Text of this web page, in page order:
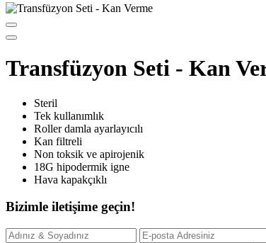
Transfüzyon Seti - Kan
Steril
Tek kullanımlık
Roller damla ayarlayıcılı
Kan filtreli
Non toksik ve apirojenik
18G hipodermik igne
Hava kapakçıklı
Bizimle iletişime geçin!